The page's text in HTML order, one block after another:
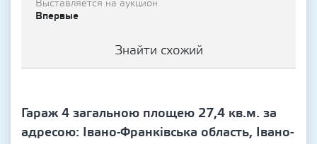
Выставляется на аукцион
Впервые
Знайти схожий
Гараж 4 загальною площею 27,4 кв.м. за
адресою: Івано-Франківська область, Івано-